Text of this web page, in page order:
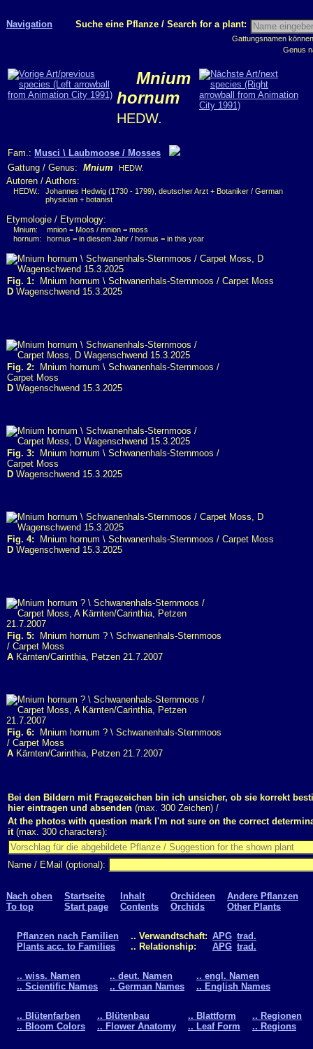
Navigation Suche eine Pflanze / Search for a plant:
Gattungsnamen
Genus
Mnium
hornum
HEDW.
Fam.: Musci \ Laubmoose / Mosses
Gattung / Genus: Mnium HEDW.
Autoren / Authors:
HEDW.:
Johannes Hedwig (1730 - 1799), deutscher Arzt + Botaniker / German
physician + botanist
Etymologie / Etymology:
Mnium:
mnion = Moos / mnion = moss
hornum:
hornus = in diesem Jahr / hornus = in this year
Fig. 1: Mnium hornum \ Schwanenhals-Sternmoos / Carpet Moss
D Wagenschwend 15.3.2025
Fig. 2: Mnium hornum \ Schwanenhals-Sternmoos /
Carpet Moss
D Wagenschwend 15.3.2025
Fig. 3: Mnium hornum \ Schwanenhals-Sternmoos /
Carpet Moss
D Wagenschwend 15.3.2025
Fig. 4: Mnium hornum \ Schwanenhals-Sternmoos / Carpet Moss
D Wagenschwend 15.3.2025
Fig. 5: Mnium hornum ? \ Schwanenhals-Sternmoos
/ Carpet Moss
A Kärnten/Carinthia, Petzen 21.7.2007
Fig. 6: Mnium hornum ? \ Schwanenhals-Sternmoos
/ Carpet Moss
A Kärnten/Carinthia, Petzen 21.7.2007
Bei den Bildern mit Fragezeichen bin ich unsicher, ob sie korrekt
hier eintragen und absenden (max. 300 Zeichen) /
At the photos with question mark I'm not sure on the correct
it(max. 300 characters):
Name / EMail (optional):
Nach oben
To top
Startseite
Start page
Inhalt
Contents
Orchideen
Orchids
Andere Pflanzen
Other Plants
Pflanzen nach Familien
Plants acc. to Families
.. Verwandtschaft:
.. Relationship:
APG
APG
trad.
trad.
.. wiss. Namen
.. Scientific Names
.. deut. Namen
.. German Names
.. engl. Namen
.. English Names
.. Blütenfarben
.. Bloom Colors
.. Blütenbau
.. Flower Anatomy
.. Blattform
.. Leaf Form
.. Regionen
.. Regions